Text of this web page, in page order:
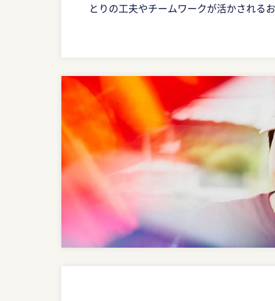
とりの工夫やチームワークが活かされる